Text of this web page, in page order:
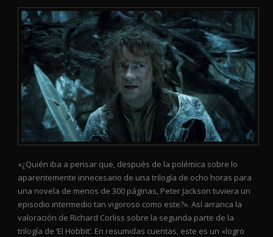
«¿Quién iba a pensar que, después de la polémica sobre lo
aparentemente innecesario de una trilogía de ocho horas para
una novela de menos de 300 páginas, Peter Jackson tuviera un
episodio intermedio tan vigoroso como este?». Así arranca la
valoración de Richard Corliss sobre la segunda parte de la
trilogía de ‘El Hobbit’. En resumidas cuentas, este es un «logro